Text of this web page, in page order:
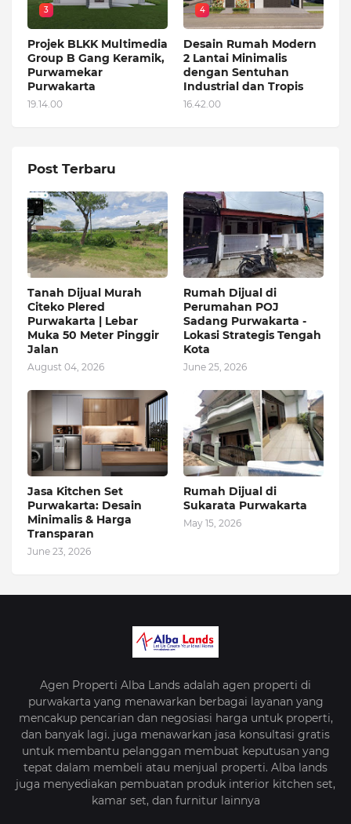
3
Projek BLKK Multimedia
Group B Gang Keramik,
Purwamekar
Purwakarta
19.14.00
4
Desain Rumah Modern
2 Lantai Minimalis
dengan Sentuhan
Industrial dan Tropis
16.42.00
Post Terbaru
Tanah Dijual Murah
Citeko Plered
Purwakarta | Lebar
Muka 50 Meter Pinggir
Jalan
August 04, 2026
Rumah Dijual di
Perumahan POJ
Sadang Purwakarta -
Lokasi Strategis Tengah
Kota
June 25, 2026
Jasa Kitchen Set
Purwakarta: Desain
Minimalis & Harga
Transparan
June 23, 2026
Rumah Dijual di
Sukarata Purwakarta
May 15, 2026
Agen Properti Alba Lands adalah agen properti di
purwakarta yang menawarkan berbagai layanan yang
mencakup pencarian dan negosiasi harga untuk properti,
dan banyak lagi. juga menawarkan jasa konsultasi gratis
untuk membantu pelanggan membuat keputusan yang
tepat dalam membeli atau menjual properti. Alba lands
juga menyediakan pembuatan produk interior kitchen set,
kamar set, dan furnitur lainnya